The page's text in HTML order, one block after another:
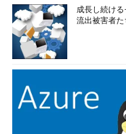
成長し続け
流出被害者た